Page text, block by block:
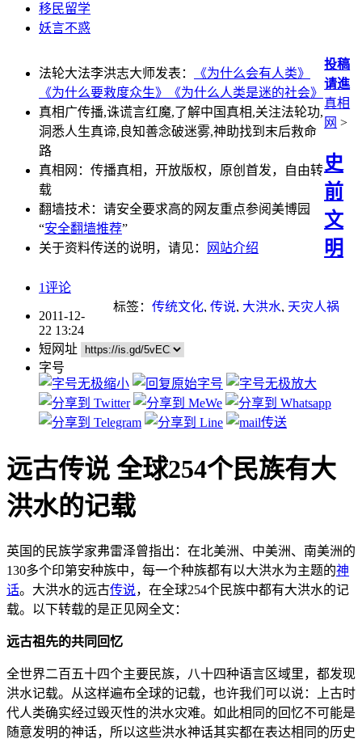
移民留学
妖言不惑
法轮大法李洪志大师发表：
《为什么会有人类》
《为什么要救度众生》
《为什么人类是迷的社会》
真相广传播,诛谎言红魔,了解中国真相,关注法轮功,
洞悉人生真谛,良知善念破迷雾,神助找到末后救命
路
真相网：传播真相，开放版权，原创首发，自由转
载
翻墙技术：请安全要求高的网友重点参阅美博园
“安全翻墙推荐”
关于资料传送的说明，请见：
网站介绍
投稿
请進
真相
网 >
史
前
文
明
1评论
标签： 传统文化, 传说, 大洪水, 天灾人祸
2011-12-
22 13:24
短网址
字号
远古传说 全球254个民族有大
洪水的记载
英国的民族学家弗雷泽曾指出：在北美洲、中美洲、南美洲的
130多个印第安种族中，每一个种族都有以大洪水为主题的神
话。大洪水的远古传说，在全球254个民族中都有大洪水的记
载。以下转载的是正见网全文：
远古祖先的共同回忆
全世界二百五十四个主要民族，八十四种语言区域里，都发现
洪水记载。从这样遍布全球的记载，也许我们可以说：上古时
代人类确实经过毁灭性的洪水灾难。如此相同的回忆不可能是
随意发明的神话，所以这些洪水神话其实都在表达相同的历史